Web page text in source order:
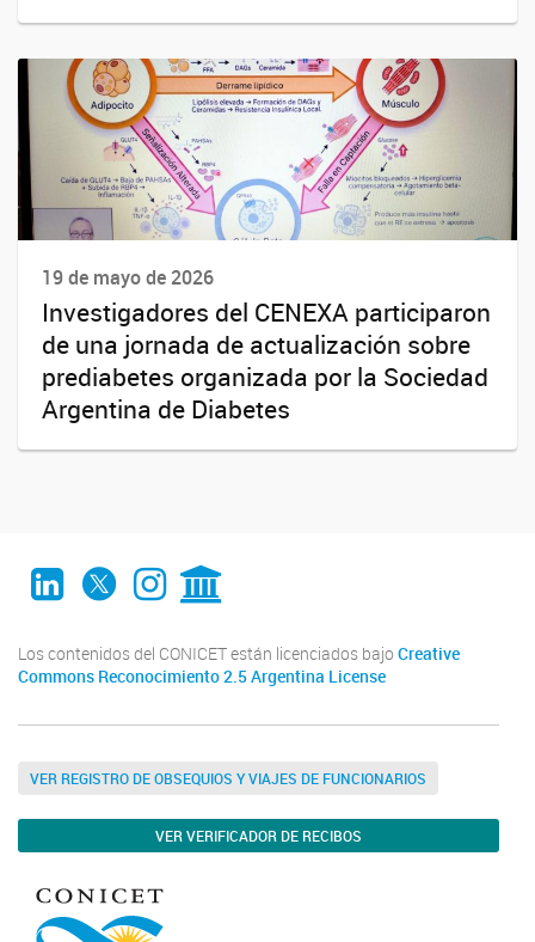
19 de mayo de 2026
Investigadores del CENEXA participaron
de una jornada de actualización sobre
prediabetes organizada por la Sociedad
Argentina de Diabetes
LinkedIn
Twitter
Instagram
CONICET Digital
Los contenidos del CONICET están licenciados bajo Creative
Commons Reconocimiento 2.5 Argentina License
VER REGISTRO DE OBSEQUIOS Y VIAJES DE FUNCIONARIOS
VER VERIFICADOR DE RECIBOS